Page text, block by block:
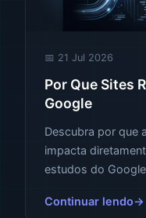
📅 21 Jul 2026
Por Que Sites
Google
Descubra por que
impacta
estudos do
velocidade em
Continuar lendo